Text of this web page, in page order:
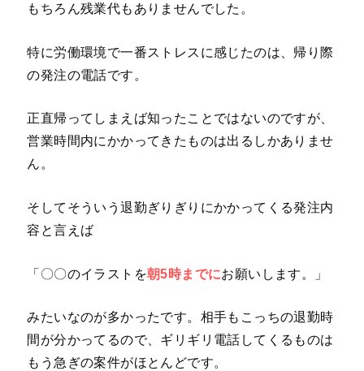
もちろん残業代もありませんでした。
特に労働環境で一番ストレスに感じたのは、帰り際
の発注の電話です。
正直帰ってしまえば知ったことではないのですが、
営業時間内にかかってきたものは出るしかありませ
ん。
そしてそういう退勤ぎりぎりにかかってくる発注内
容と言えば
「〇〇のイラストを朝5時までにお願いします。」
みたいなのが多かったです。相手もこっちの退勤時
間が分かってるので、ギリギリ電話してくるものは
もう急ぎの案件がほとんどです。